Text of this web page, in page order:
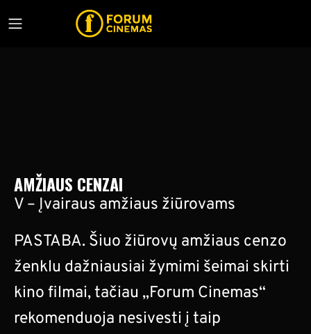
AMŽIAUS CENZAI
V – Įvairaus amžiaus žiūrovams
PASTABA. Šiuo žiūrovų amžiaus cenzo
ženklu dažniausiai žymimi šeimai skirti
kino filmai, tačiau „Forum Cinemas“
rekomenduoja nesivesti į taip